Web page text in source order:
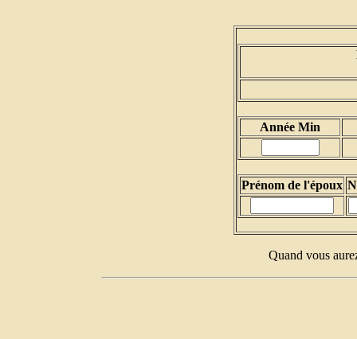
Année Min
Prénom de l'époux
Quand vous